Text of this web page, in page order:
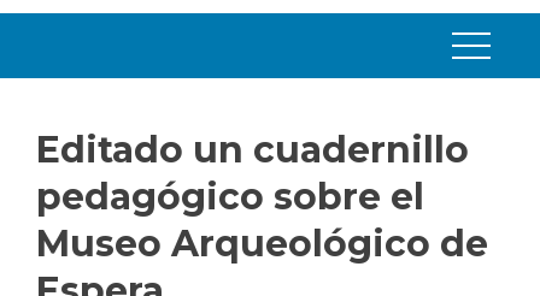
Editado un cuadernillo
pedagógico sobre el
Museo Arqueológico de